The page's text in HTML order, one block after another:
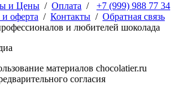
+7 (999) 988 77 34
и Цены / Оплата /
оферта / Контакты / Обратная связь
и любителей шоколада
материалов chocolatier.ru
согласия